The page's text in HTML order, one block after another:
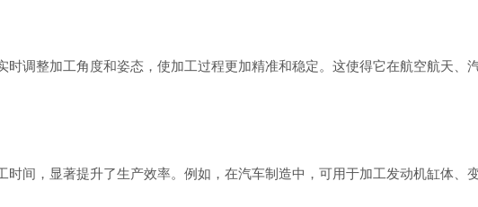
时调整加工角度和姿态，使加工过程更加精准和稳定。这使得它在航空航天、
时间，显著提升了生产效率。例如，在汽车制造中，可用于加工发动机缸体、